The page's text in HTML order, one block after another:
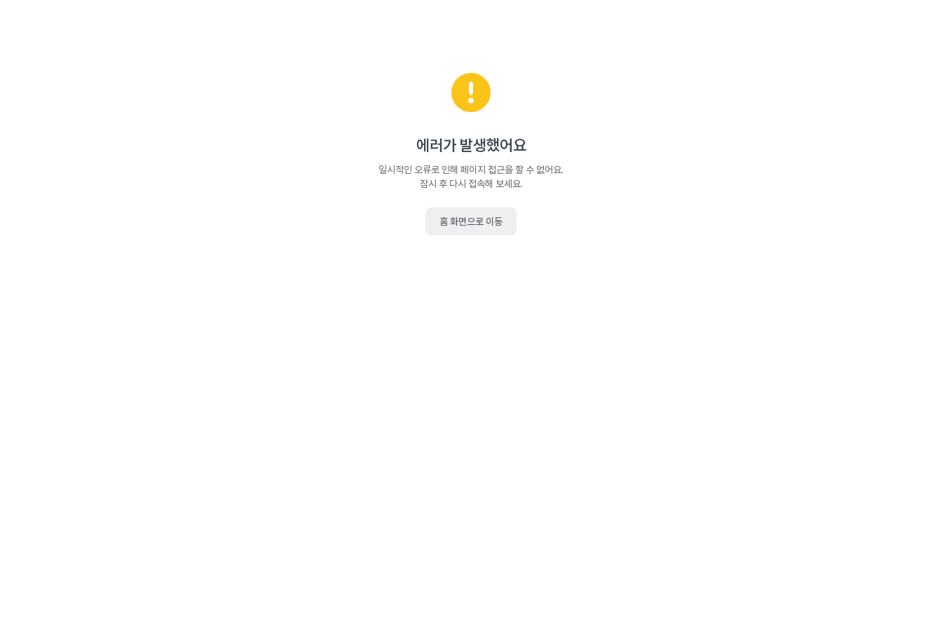
에러가 발생했어요
일시적인 오류로 인해 페이지 접근을 할 수 없어요.
잠시 후 다시 접속해 보세요.
홈 화면으로 이동